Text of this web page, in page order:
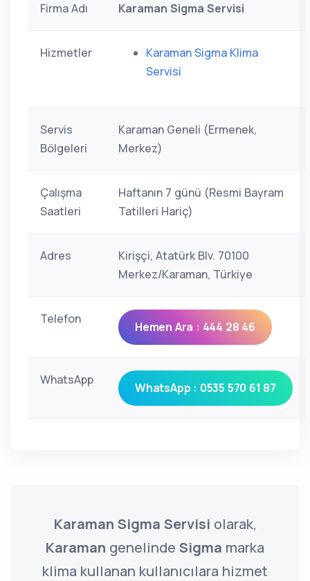
Firma Adı Karaman Sigma Servisi
Hizmetler
Karaman Sigma Klima
Servisi
Servis
Bölgeleri
Karaman Geneli (Ermenek,
Merkez)
Çalışma
Saatleri
Haftanın 7 günü (Resmi Bayram
Tatilleri Hariç)
Adres
Kirişçi, Atatürk Blv. 70100
Merkez/Karaman, Türkiye
Telefon
Hemen Ara : 444 28 46
WhatsApp
WhatsApp : 0535 570 61 87
Karaman Sigma Servisi olarak,
Karaman genelinde Sigma marka
klima kullanan kullanıcılara hizmet